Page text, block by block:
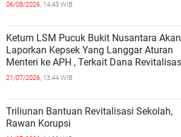
06/08/2026, 14:43 WIB
Ketum LSM Pucuk Bukit Nusantara Akan
Laporkan Kepsek Yang Langgar Aturan
Menteri ke APH , Terkait Dana Revitalisasi
Sekolah
21/07/2026, 13:44 WIB
Triliunan Bantuan Revitalisasi Sekolah,
Rawan Korupsi